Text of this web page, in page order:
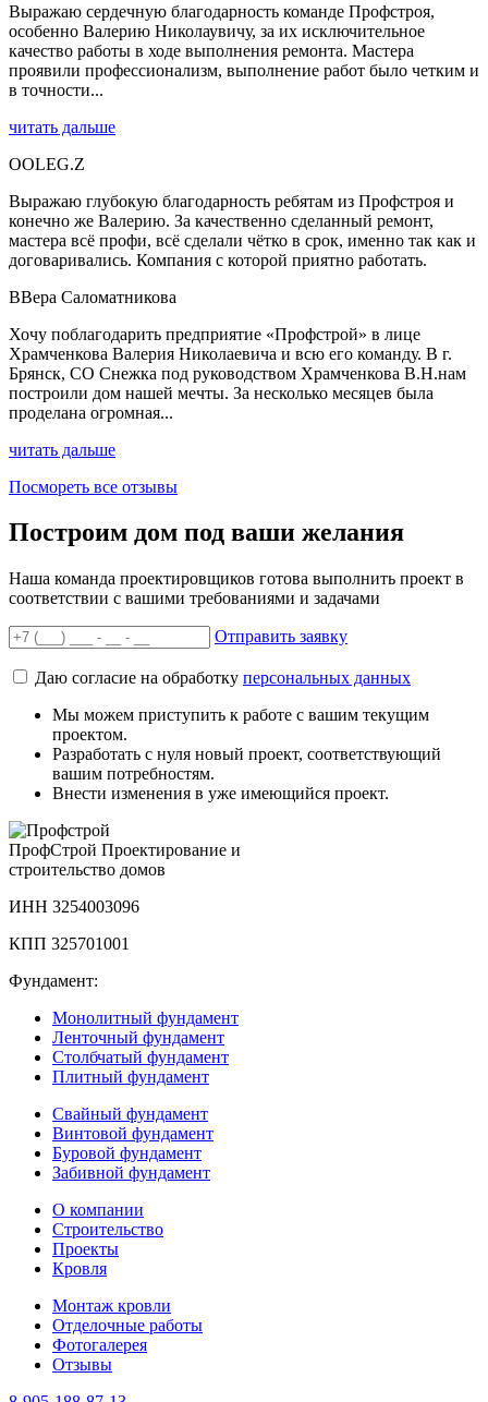
Выражаю сердечную благодарность команде Профстроя,
особенно Валерию Николаувичу, за их исключительное
качество работы в ходе выполнения ремонта. Мастера
проявили профессионализм, выполнение работ было четким и
в точности...
читать дальше
OOLEG.Z
Выражаю глубокую благодарность ребятам из Профстроя и
конечно же Валерию. За качественно сделанный ремонт,
мастера всё профи, всё сделали чётко в срок, именно так как и
договаривались. Компания с которой приятно работать.
ВВера Саломатникова
Хочу поблагодарить предприятие «Профстрой» в лице
Храмченкова Валерия Николаевича и всю его команду. В г.
Брянск, СО Снежка под руководством Храмченкова В.Н.нам
построили дом нашей мечты. За несколько месяцев была
проделана огромная...
читать дальше
Посмореть все отзывы
Построим дом под ваши желания
Наша команда проектировщиков готова выполнить проект в
соответствии с вашими требованиями и задачами
Отправить заявку
Даю согласие на обработку персональных данных
Мы можем приступить к работе с вашим текущим
проектом.
Разработать с нуля новый проект, соответствующий
вашим потребностям.
Внести изменения в уже имеющийся проект.
ПрофСтрой Проектирование и
строительство домов
ИНН 3254003096
КПП 325701001
Фундамент:
Монолитный фундамент
Ленточный фундамент
Столбчатый фундамент
Плитный фундамент
Свайный фундамент
Винтовой фундамент
Буровой фундамент
Забивной фундамент
О компании
Строительство
Проекты
Кровля
Монтаж кровли
Отделочные работы
Фотогалерея
Отзывы